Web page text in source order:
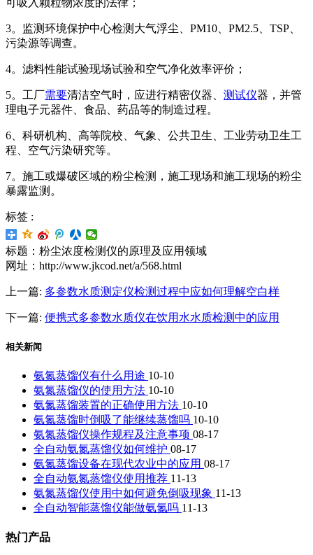
3。监测环境保护中心检测大气浮尘、PM10、PM2.5、TSP、
污染源等调查。
4。滤料性能试验现场试验和空气净化效率评价；
5。工厂需要清洁空气时，应进行精密仪器、 测试仪器，并管
理电子元器件、食品、药品等的制造过程。
6、科研机构、高等院校、气象、公共卫生、工业劳动卫生工
程、空气污染研究等。
7。施工或爆破区域的粉尘检测，施工现场和施工现场的粉尘
暴露监测。
标签 :
标题：粉尘浓度检测仪的原理及应用领域
网址：http://www.jkcod.net/a/568.html
上一篇: 多参数水质测定仪检测过程中应如何理解空白样
下一篇: 便携式多参数水质仪在饮用水水质检测中的应用
相关新闻
氨氮蒸馏仪有什么用途 10-10
氨氮蒸馏仪的使用方法 10-10
氨氮蒸馏装置的正确使用方法 10-10
氨氮蒸馏时倒吸了能继续蒸馏吗 10-10
氨氮蒸馏仪操作规程及注意事项 08-17
全自动氨氮蒸馏仪如何维护 08-17
氨氮蒸馏设备在现代农业中的应用 08-17
全自动氨氮蒸馏仪使用推荐 11-13
氨氮蒸馏仪使用中如何避免倒吸现象 11-13
全自动智能蒸馏仪能做氨氮吗 11-13
热门产品